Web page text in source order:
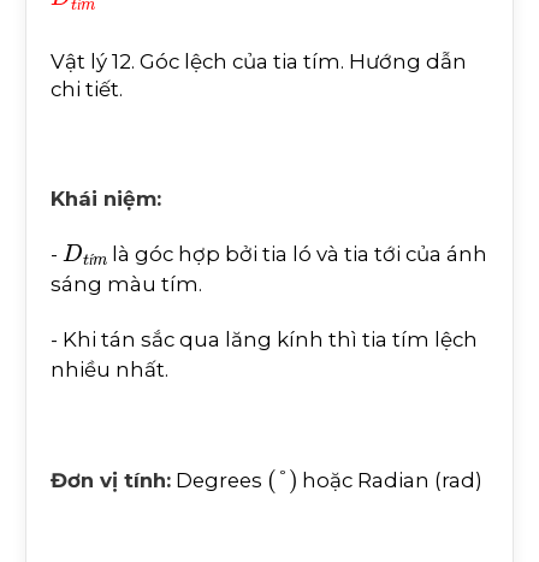
í
Vật lý 12. Góc lệch của tia tím. Hướng dẫn
chi tiết.
Khái niệm:
- D m
là góc hợp bởi tia ló và tia tới của ánh
sáng màu tím.
- Khi tán sắc qua lăng kính thì tia tím lệch
nhiều nhất.
Đơn vị tính: Degrees ° hoặc Radian (rad)